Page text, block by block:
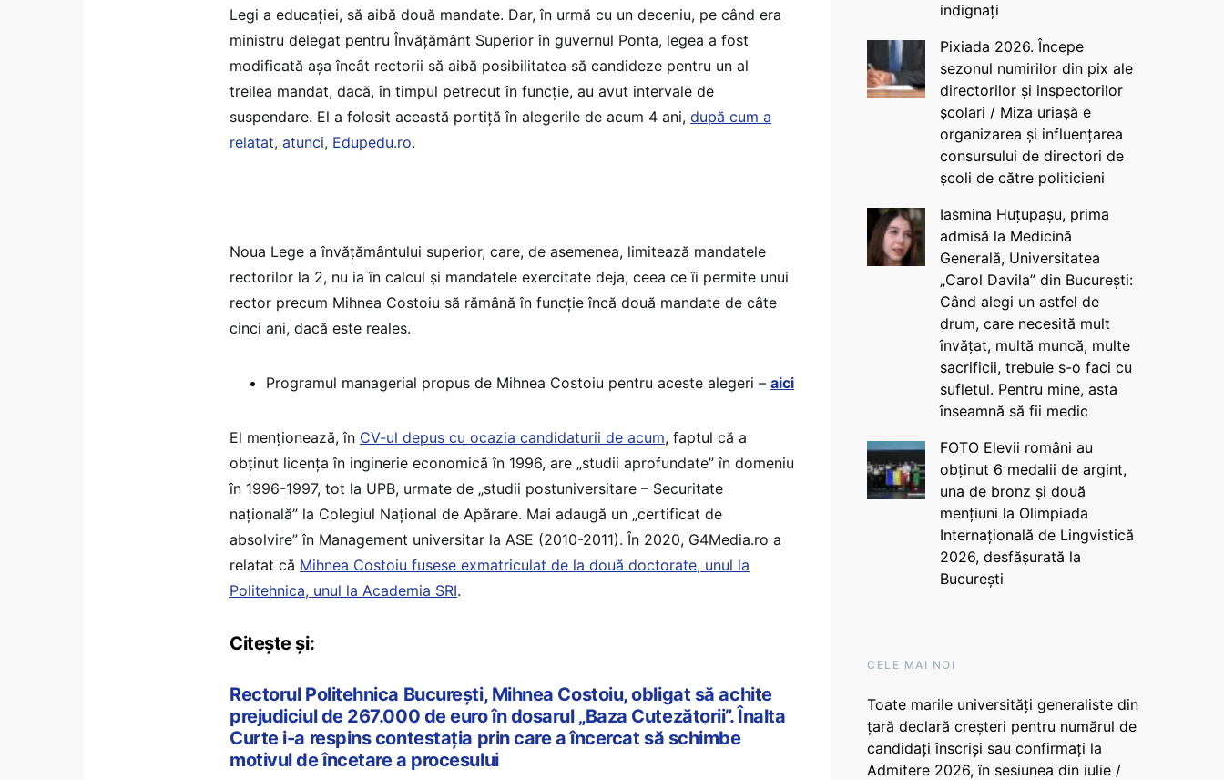
Legi a educației, să aibă două mandate. Dar, în urmă cu un deceniu, pe când era
ministru delegat pentru Învățământ Superior în guvernul Ponta, legea a fost
modificată așa încât rectorii să aibă posibilitatea să candideze pentru un al
treilea mandat, dacă, în timpul petrecut în funcție, au avut intervale de
suspendare. El a folosit această portiță în alegerile de acum 4 ani, după cum a
relatat, atunci, Edupedu.ro.
Noua Lege a învățământului superior, care, de asemenea, limitează mandatele
rectorilor la 2, nu ia în calcul și mandatele exercitate deja, ceea ce îi permite unui
rector precum Mihnea Costoiu să rămână în funcție încă două mandate de câte
cinci ani, dacă este reales.
Programul managerial propus de Mihnea Costoiu pentru aceste alegeri – aici
El menționează, în CV-ul depus cu ocazia candidaturii de acum, faptul că a
obținut licența în inginerie economică în 1996, are „studii aprofundate” în domeniu
în 1996-1997, tot la UPB, urmate de „studii postuniversitare – Securitate
națională” la Colegiul Național de Apărare. Mai adaugă un „certificat de
absolvire” în Management universitar la ASE (2010-2011). În 2020, G4Media.ro a
relatat că Mihnea Costoiu fusese exmatriculat de la două doctorate, unul la
Politehnica, unul la Academia SRI.
Citește și:
Rectorul Politehnica București, Mihnea Costoiu, obligat să achite
prejudiciul de 267.000 de euro în dosarul „Baza Cutezătorii”. Înalta
Curte i-a respins contestația prin care a încercat să schimbe
motivul de încetare a procesului
indignați
Pixiada 2026. Începe
sezonul numirilor din pix ale
directorilor și inspectorilor
școlari / Miza uriașă e
organizarea și influențarea
consursului de directori de
școli de către politicieni
Iasmina Huțupașu, prima
admisă la Medicină
Generală, Universitatea
„Carol Davila” din București:
Când alegi un astfel de
drum, care necesită mult
învățat, multă muncă, multe
sacrificii, trebuie s-o faci cu
sufletul. Pentru mine, asta
înseamnă să fii medic
FOTO Elevii români au
obținut 6 medalii de argint,
una de bronz și două
mențiuni la Olimpiada
Internațională de Lingvistică
2026, desfășurată la
București
CELE MAI NOI
Toate marile universități generaliste din
țară declară creșteri pentru numărul de
candidați înscriși sau confirmați la
Admitere 2026, în sesiunea din iulie /